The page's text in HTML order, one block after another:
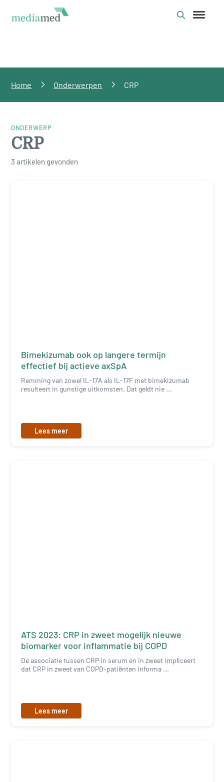
Home Onderwerpen CRP
ONDERWERP
CRP
3 artikelen gevonden
Bimekizumab ook op langere termijn
effectief bij actieve axSpA
Remming van zowel IL-17A als IL-17F met bimekizumab
resulteert in gunstige uitkomsten. Dat geldt nie ...
Lees meer
ATS 2023: CRP in zweet mogelijk nieuwe
biomarker voor inflammatie bij COPD
De associatie tussen CRP in serum en in zweet impliceert
dat CRP in zweet van COPD-patiënten informa ...
Lees meer